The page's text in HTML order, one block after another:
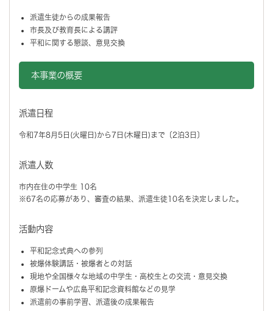
派遣生徒からの成果報告
市長及び教育長による講評
平和に関する懇談、意見交換
本事業の概要
派遣日程
令和7年8月5日(火曜日)から7日(木曜日)まで〔2泊3日〕
派遣人数
市内在住の中学生 10名
※67名の応募があり、審査の結果、派遣生徒10名を決定しました。
活動内容
平和記念式典への参列
被爆体験講話・被爆者との対話
現地や全国様々な地域の中学生・高校生との交流・意見交換
原爆ドームや広島平和記念資料館などの見学
派遣前の事前学習、派遣後の成果報告